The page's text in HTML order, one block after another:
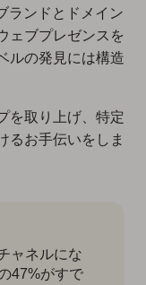
ランドとドメイン
ェブプレゼンスを
ルの発見には構造
を取り上げ、特定
るお手伝いをしま
ャネルにな
47%がすで